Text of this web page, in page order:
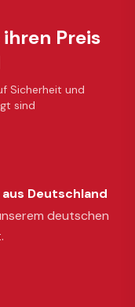
Preis
Sicherheit und
sind
Deutschland
deutschen